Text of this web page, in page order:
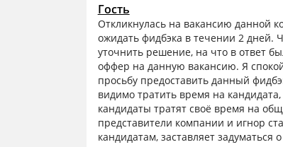
Гость
Откликнулась на вакансию данной
ожидать фидбэка в течении 2 дней.
уточнить решение, на что в ответ
оффер на данную вакансию. Я
просьбу предоставить данный
видимо тратить время на
кандидаты тратят своё время на
представители компании и игнор
кандидатам, заставляет